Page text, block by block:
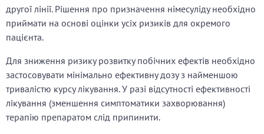
другої лінії. Рішення про призначення німесуліду необхідно
приймати на основі оцінки усіх ризиків для окремого
пацієнта.
Для зниження ризику розвитку побічних ефектів необхідно
застосовувати мінімально ефективну дозу з найменшою
тривалістю курсу лікування. У разі відсутності ефективності
лікування (зменшення симптоматики захворювання)
терапію препаратом слід припинити.